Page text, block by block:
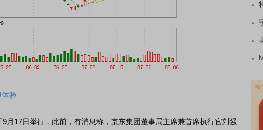
体验
17日举行，此前，有消息称，京东集团董事局主席兼首席执行官刘强